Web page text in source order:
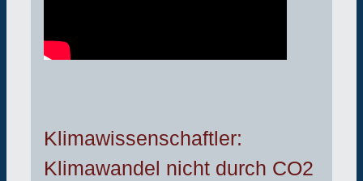
Klimawissenschaftler:
Klimawandel nicht durch CO2